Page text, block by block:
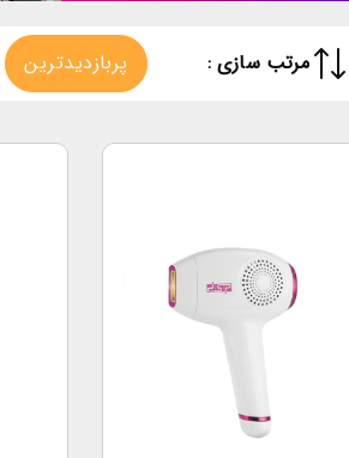
مرتب سازی : پربازدیدترین